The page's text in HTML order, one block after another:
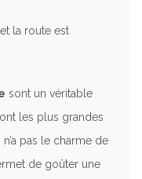
la route est
sont un véritable
les plus grandes
pas le charme de
de goûter une